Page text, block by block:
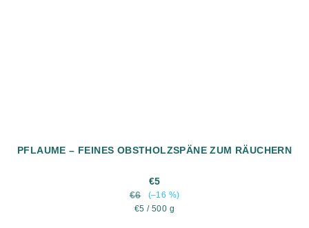
PFLAUME – FEINES OBSTHOLZSPÄNE ZUM RÄUCHERN
€5
€6
(–16 %)
Verkaufspreis:
€5 / 500 g